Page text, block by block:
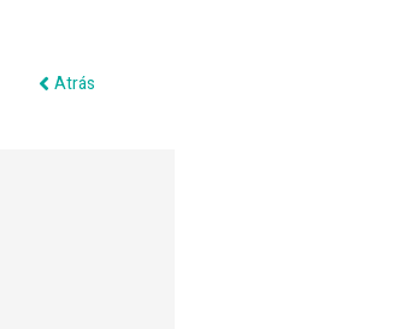
Atrás